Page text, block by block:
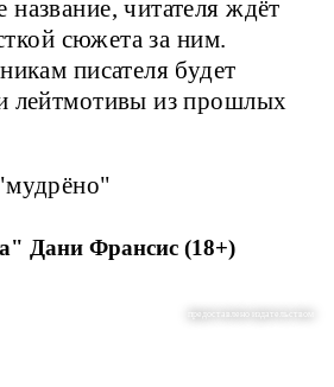
читателя ждёт
сюжета за ним.
писателя будет
лейтмотивы из прошлых
Дани Франсис (18+)